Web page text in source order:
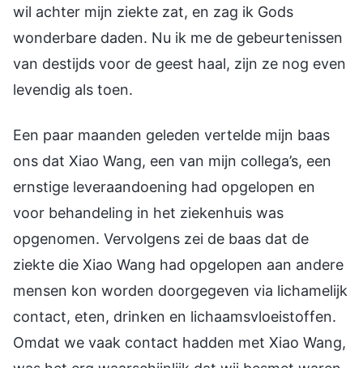
wil achter mijn ziekte zat, en zag ik Gods
wonderbare daden. Nu ik me de gebeurtenissen
van destijds voor de geest haal, zijn ze nog even
levendig als toen.
Een paar maanden geleden vertelde mijn baas
ons dat Xiao Wang, een van mijn collega’s, een
ernstige leveraandoening had opgelopen en
voor behandeling in het ziekenhuis was
opgenomen. Vervolgens zei de baas dat de
ziekte die Xiao Wang had opgelopen aan andere
mensen kon worden doorgegeven via lichamelijk
contact, eten, drinken en lichaamsvloeistoffen.
Omdat we vaak contact hadden met Xiao Wang,